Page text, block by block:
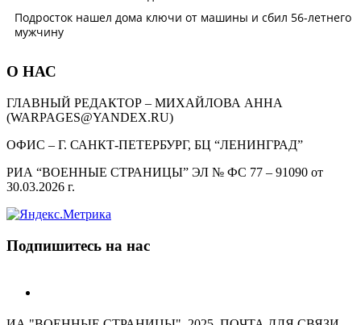
О НАС
ГЛАВНЫЙ РЕДАКТОР – МИХАЙЛОВА АННА
(WARPAGES@YANDEX.RU)
ОФИС – Г. САНКТ-ПЕТЕРБУРГ, БЦ “ЛЕНИНГРАД”
РИА “ВОЕННЫЕ СТРАНИЦЫ” ЭЛ № ФС 77 – 91090 от
30.03.2026 г.
Подпишитесь на нас